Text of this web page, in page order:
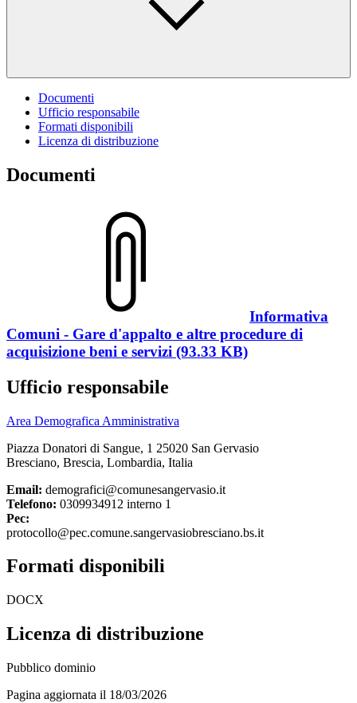
Documenti
Ufficio responsabile
Formati disponibili
Licenza di distribuzione
Documenti
Informativa
Comuni - Gare d'appalto e altre procedure di
acquisizione beni e servizi (93.33 KB)
Ufficio responsabile
Area Demografica Amministrativa
Piazza Donatori di Sangue, 1 25020 San Gervasio
Bresciano, Brescia, Lombardia, Italia
Email: demografici@comunesangervasio.it
Telefono: 0309934912 interno 1
Pec:
protocollo@pec.comune.sangervasiobresciano.bs.it
Formati disponibili
DOCX
Licenza di distribuzione
Pubblico dominio
Pagina aggiornata il 18/03/2026